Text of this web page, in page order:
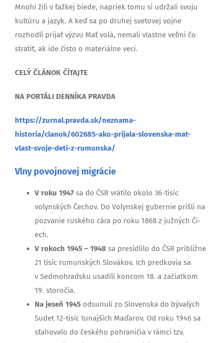
Mnohí žili v ťažkej biede, napriek tomu si udržali svoju
kultúru a jazyk. A keď sa po druhej svetovej vojne
rozhodli prijať výzvu Mať volá, nemali vlastne veľmi čo
stratiť, ak ide čisto o materiálne veci.
CELÝ ČLÁNOK ČÍTAJTE
NA PORTÁLI DENNÍKA PRAVDA
https://zurnal.pravda.sk/neznama-
historia/clanok/602685-ako-prijala-slovenska-mat-
vlast-svoje-deti-z-rumunska/
Vlny povojnovej migrácie
V roku 1947 sa do ČSR vrátilo okolo 36-tisíc
volynských Čechov. Do Volynskej gubernie prišli na
pozvanie ruského cára po roku 1868 z južných Či­
ech.
V rokoch 1945 – 1948 sa presídlilo do ČSR približne
21 tisíc rumunských Slovákov. Ich predkovia sa
v Sedmohradsku usadili koncom 18. a začiatkom
19. storočia.
Na jeseň 1945 odsunuli zo Slovenska do bývalých
Sudet 12-tisíc tunajších Maďarov. Od roku 1946 sa
sťahovalo do českého pohraničia v rámci tzv.